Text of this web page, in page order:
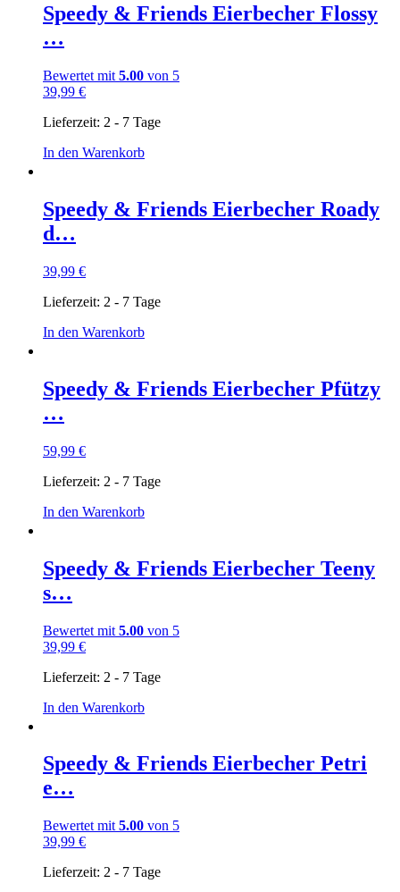
Speedy & Friends Eierbecher Flossy
…
Bewertet mit 5.00 von 5
39,99 €
Lieferzeit: 2 - 7 Tage
In den Warenkorb
Speedy & Friends Eierbecher Roady
d…
39,99 €
Lieferzeit: 2 - 7 Tage
In den Warenkorb
Speedy & Friends Eierbecher Pfützy
…
59,99 €
Lieferzeit: 2 - 7 Tage
In den Warenkorb
Speedy & Friends Eierbecher Teeny
s…
Bewertet mit 5.00 von 5
39,99 €
Lieferzeit: 2 - 7 Tage
In den Warenkorb
Speedy & Friends Eierbecher Petri
e…
Bewertet mit 5.00 von 5
39,99 €
Lieferzeit: 2 - 7 Tage